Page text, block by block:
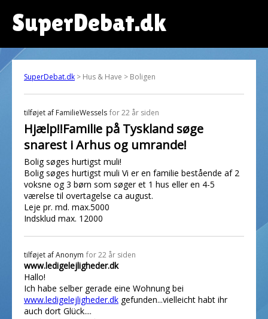
SuperDebat.dk
SuperDebat.dk > Hus & Have > Boligen
tilføjet af FamilieWessels for 22 år siden
Hjælp!!Familie på Tyskland søge
snarest i Arhus og umrande!
Bolig søges hurtigst muli!
Bolig søges hurtigst muli Vi er en familie bestående af 2
voksne og 3 børn som søger et 1 hus eller en 4-5
værelse til overtagelse ca august.
Leje pr. md. max.5000
Indsklud max. 12000
tilføjet afAnonym for 22 år siden
www.ledigelejligheder.dk
Hallo!
Ich habe selber gerade eine Wohnung bei
www.ledigelejligheder.dk gefunden...vielleicht habt ihr
auch dort Glück....